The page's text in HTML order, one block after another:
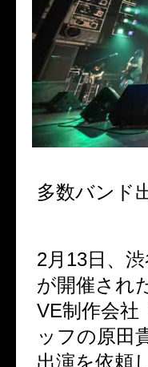
多数バンド
2月13日、
が開催され
VE制作会社
ッフの原田
出演を依頼